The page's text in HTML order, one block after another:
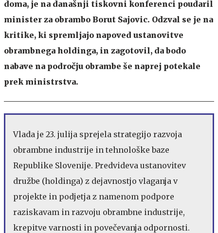
doma, je na današnji tiskovni konferenci poudaril
minister za obrambo Borut Sajovic. Odzval se je na
kritike, ki spremljajo napoved ustanovitve
obrambnega holdinga, in zagotovil, da bodo
nabave na področju obrambe še naprej potekale
prek ministrstva.
Vlada je 23. julija sprejela strategijo razvoja
obrambne industrije in tehnološke baze
Republike Slovenije. Predvideva ustanovitev
družbe (holdinga) z dejavnostjo vlaganja v
projekte in podjetja z namenom podpore
raziskavam in razvoju obrambne industrije,
krepitve varnosti in povečevanja odpornosti.